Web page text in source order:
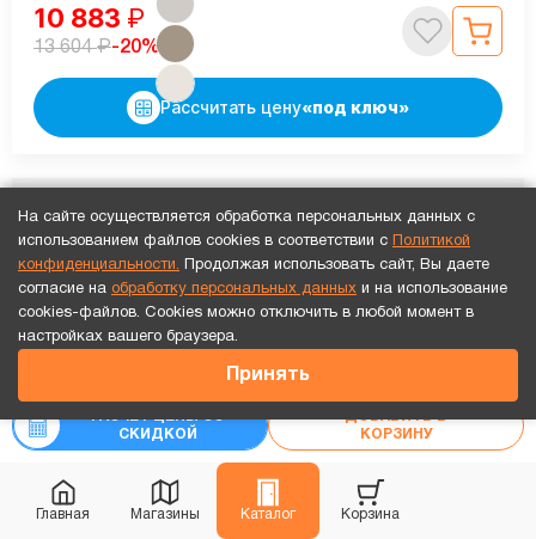
Главная Магазины Каталог Корзина
Точный расчет за 10 минут по СМС или телефону!
СКИДКОЙ
КОРЗИНУ
10 883 ₽
13 604₽-20%
Рассчитать цену«под ключ»
На сайте осуществляется обработка персональных данных с
использованием файлов cookies в соответствии с
Политикой
конфиденциальности. Продолжая использовать сайт, Вы даете
согласие на обработку персональных данных и на использование
cookies-файлов. Cookies можно отключить в любой момент в
настройках вашего браузера.
Принять